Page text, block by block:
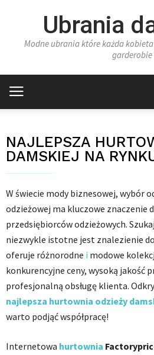
Ubrania
Modne ubrania które każda
garderobie
NAJLEPSZA
DAMSKIEJ NA
W świecie mody biznesowej, wybór
odzieżowej ma kluczowe znaczenie
przedsiębiorców odzieżowych.
niezwykle istotne jest znalezienie
oferuje różnorodne i modowe
konkurencyjne ceny, wysoką jakość
profesjonalną obsługę klienta.
najlepsza hurtownia odzieży
warto podjąć współpracę!
Internetowa hurtownia